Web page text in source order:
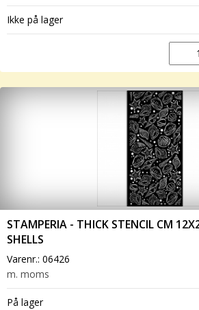
Ikke på lager
STAMPERIA - THICK STENCIL CM
SHELLS
Varenr.: 06426
m. moms
På lager